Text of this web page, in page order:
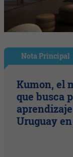
Nota Principal
Kumon, el
que busca
Uruguay